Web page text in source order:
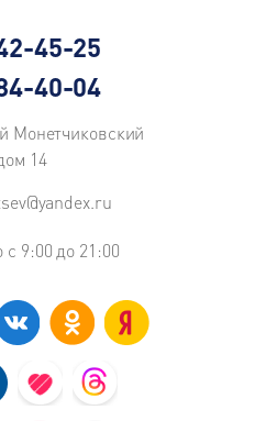
45-25
40-04
Монетчиковский
14
9:00 до 21:00